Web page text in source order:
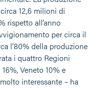
12,6 milioni di
rispetto all’anno
per circa il
l’80% della produzione
i quattro Regioni
Veneto 10% e
interessante – ha